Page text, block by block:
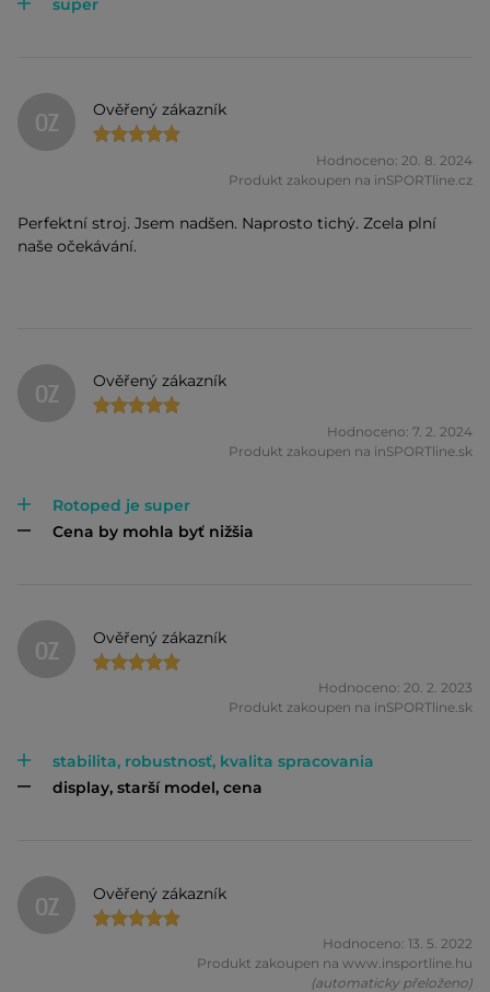
super
OZ Ověřený zákazník
Hodnoceno: 20. 8. 2024
Produkt zakoupen na inSPORTline.cz
Perfektní stroj. Jsem nadšen. Naprosto tichý. Zcela plní
naše očekávání.
OZ Ověřený zákazník
Hodnoceno: 7. 2. 2024
Produkt zakoupen na inSPORTline.sk
Rotoped je super
Cena by mohla byť nižšia
OZ Ověřený zákazník
Hodnoceno: 20. 2. 2023
Produkt zakoupen na inSPORTline.sk
stabilita, robustnosť, kvalita spracovania
display, starší model, cena
OZ Ověřený zákazník
Hodnoceno: 13. 5. 2022
Produkt zakoupen na www.insportline.hu
(automaticky přeloženo)